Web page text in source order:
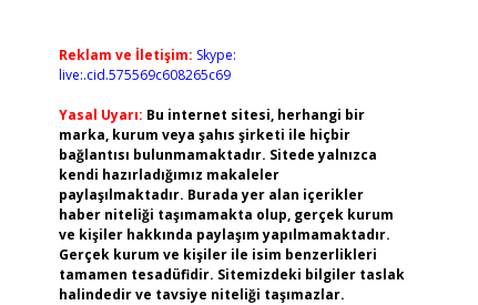
Reklam ve İletişim: Skype:
live:.cid.575569c608265c69
Yasal Uyarı: Bu internet sitesi, herhangi bir
marka, kurum veya şahıs şirketi ile hiçbir
bağlantısı bulunmamaktadır. Sitede yalnızca
kendi hazırladığımız makaleler
paylaşılmaktadır. Burada yer alan içerikler
haber niteliği taşımamakta olup, gerçek kurum
ve kişiler hakkında paylaşım yapılmamaktadır.
Gerçek kurum ve kişiler ile isim benzerlikleri
tamamen tesadüfidir. Sitemizdeki bilgiler taslak
halindedir ve tavsiye niteliği taşımazlar.